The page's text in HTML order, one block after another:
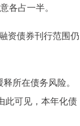
各占一半。
资债券刊行范围仍
所在债务风险。
此可见，本年化债